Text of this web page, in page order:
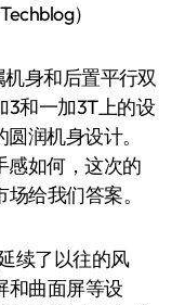
）
身和后置平行双
3和一加3T上的设
润机身设计。
感如何，这次的
给我们答案。
续了以往的风
和曲面屏等设